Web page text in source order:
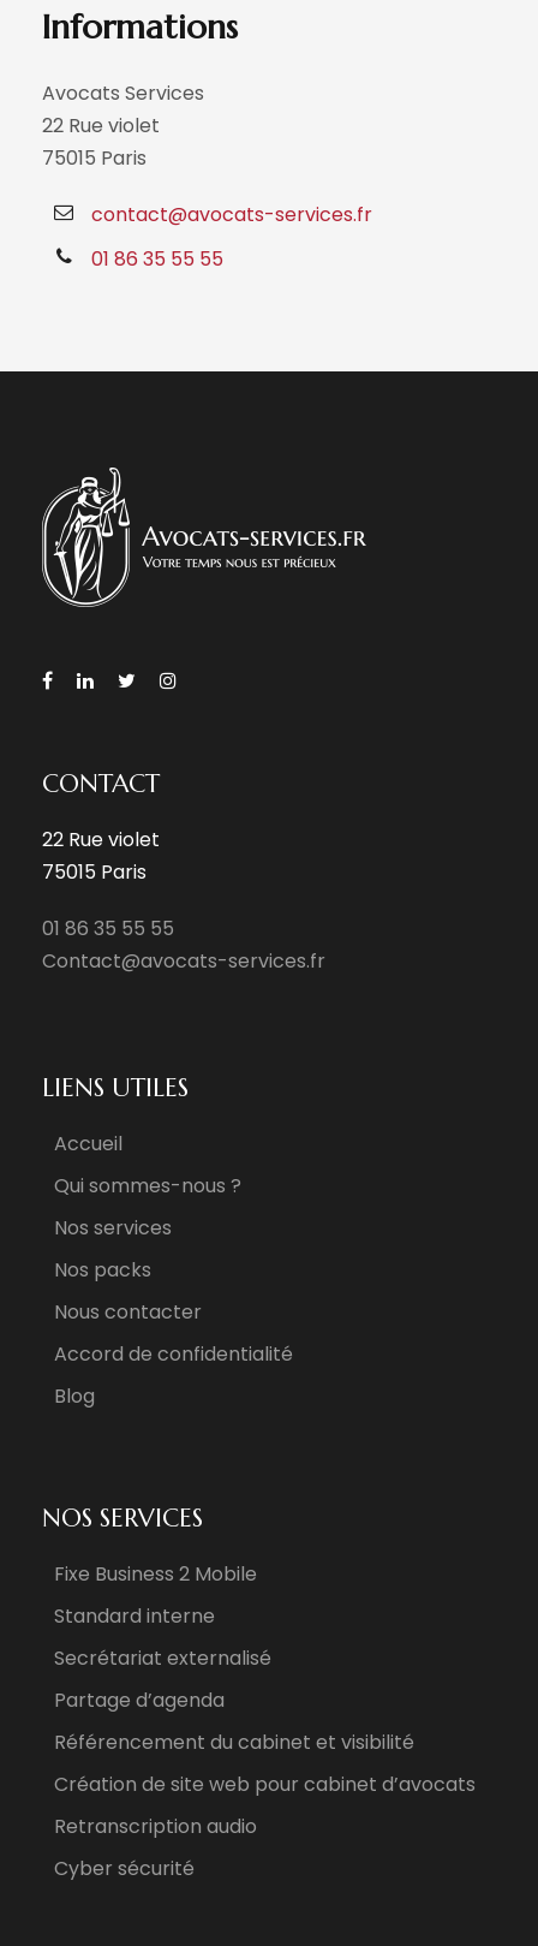
Informations
Avocats Services
22 Rue violet
75015 Paris
contact@avocats-services.fr
01 86 35 55 55
CONTACT
22 Rue violet
75015 Paris
01 86 35 55 55
Contact@avocats-services.fr
LIENS UTILES
Accueil
Qui sommes-nous ?
Nos services
Nos packs
Nous contacter
Accord de confidentialité
Blog
NOS SERVICES
Fixe Business 2 Mobile
Standard interne
Secrétariat externalisé
Partage d’agenda
Référencement du cabinet et visibilité
Création de site web pour cabinet d’avocats
Retranscription audio
Cyber sécurité